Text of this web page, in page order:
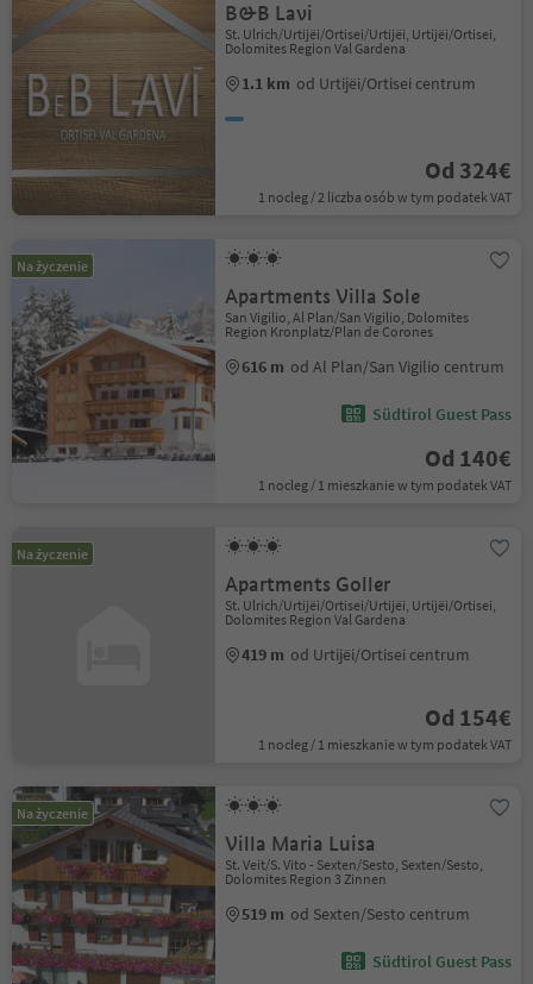
B&B Lavi
St. Ulrich/Urtijëi/Ortisei/Urtijëi, Urtijëi/Ortisei,
Dolomites Region Val Gardena
1.1 km od Urtijëi/Ortisei centrum
Od 324€
1 nocleg / 2 liczba osób w tym podatek VAT
Na życzenie
Apartments Villa Sole
San Vigilio, Al Plan/San Vigilio, Dolomites
Region Kronplatz/Plan de Corones
616 m od Al Plan/San Vigilio centrum
Südtirol Guest Pass
Od 140€
1 nocleg / 1 mieszkanie w tym podatek VAT
Na życzenie
Apartments Goller
St. Ulrich/Urtijëi/Ortisei/Urtijëi, Urtijëi/Ortisei,
Dolomites Region Val Gardena
419 m od Urtijëi/Ortisei centrum
Od 154€
1 nocleg / 1 mieszkanie w tym podatek VAT
Na życzenie
Villa Maria Luisa
St. Veit/S. Vito - Sexten/Sesto, Sexten/Sesto,
Dolomites Region 3 Zinnen
519 m od Sexten/Sesto centrum
Südtirol Guest Pass